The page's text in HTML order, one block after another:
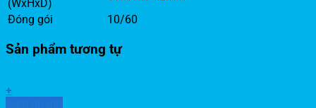
(WxHxD)
Đóng gói
10/60
Sản phẩm tương tự
+